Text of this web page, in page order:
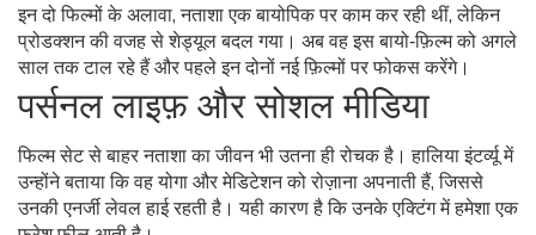
इन दो फिल्मों के अलावा, नताशा एक बायोपिक पर काम कर रही थीं, लेकिन
प्रोडक्शन की वजह से शेड्यूल बदल गया। अब वह इस बायो‑फ़िल्म को अगले
साल तक टाल रहे हैं और पहले इन दोनों नई फ़िल्मों पर फोकस करेंगे।
पर्सनल लाइफ़ और सोशल मीडिया
फिल्म सेट से बाहर नताशा का जीवन भी उतना ही रोचक है। हालिया इंटर्व्यू में
उन्होंने बताया कि वह योगा और मेडिटेशन को रोज़ाना अपनाती हैं, जिससे
उनकी एनर्जी लेवल हाई रहती है। यही कारण है कि उनके एक्टिंग में हमेशा एक